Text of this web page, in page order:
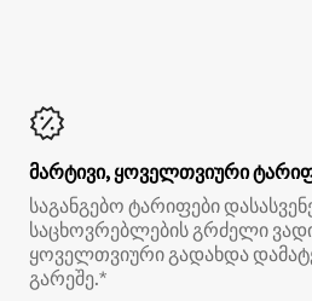
მარტივი, ყოველთვიური
საგანგებო ტარიფები
საცხოვრებლების გრძელი
ყოველთვიური გადახდა
გარეშე.*